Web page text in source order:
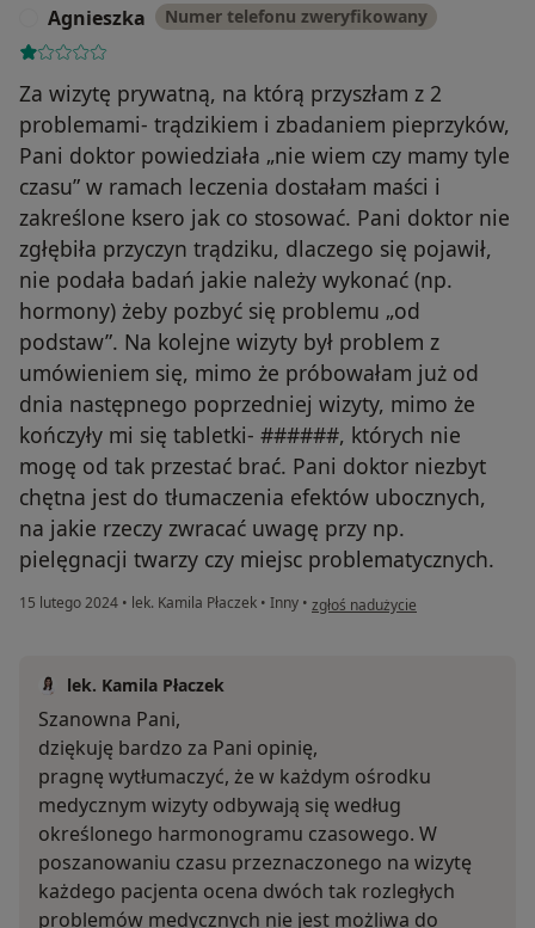
Agnieszka Numer telefonu zweryfikowany
Za wizytę prywatną, na którą przyszłam z 2
problemami- trądzikiem i zbadaniem pieprzyków,
Pani doktor powiedziała „nie wiem czy mamy tyle
czasu” w ramach leczenia dostałam maści i
zakreślone ksero jak co stosować. Pani doktor nie
zgłębiła przyczyn trądziku, dlaczego się pojawił,
nie podała badań jakie należy wykonać (np.
hormony) żeby pozbyć się problemu „od
podstaw”. Na kolejne wizyty był problem z
umówieniem się, mimo że próbowałam już od
dnia następnego poprzedniej wizyty, mimo że
kończyły mi się tabletki- ######, których nie
mogę od tak przestać brać. Pani doktor niezbyt
chętna jest do tłumaczenia efektów ubocznych,
na jakie rzeczy zwracać uwagę przy np.
pielęgnacji twarzy czy miejsc problematycznych.
15 lutego 2024 • lek. Kamila Płaczek • Inny • w opinii użytkownika Agnieszka
zgłoś nadużycie
lek. Kamila Płaczek
Szanowna Pani,
dziękuję bardzo za Pani opinię,
pragnę wytłumaczyć, że w każdym ośrodku
medycznym wizyty odbywają się według
określonego harmonogramu czasowego. W
poszanowaniu czasu przeznaczonego na wizytę
każdego pacjenta ocena dwóch tak rozległych
problemów medycznych nie jest możliwa do